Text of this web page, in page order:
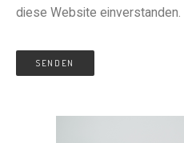
diese Website einverstanden.